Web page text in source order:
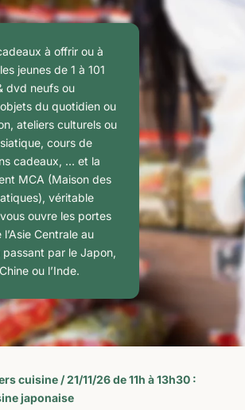
à offrir ou à
jeunes de 1 à 101
dvd neufs ou
du quotidien ou
ateliers culturels ou
cours de
cadeaux, … et la
MCA (Maison des
véritable
ouvre les portes
l’Asie Centrale au
passant par le Japon,
ou l’Inde.
cuisine/ 21/11/26 de 11h à 13h30 :
japonaise